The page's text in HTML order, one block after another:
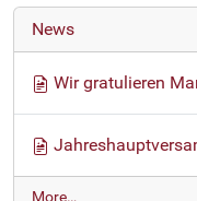
News
Wir gratulieren
N
More…